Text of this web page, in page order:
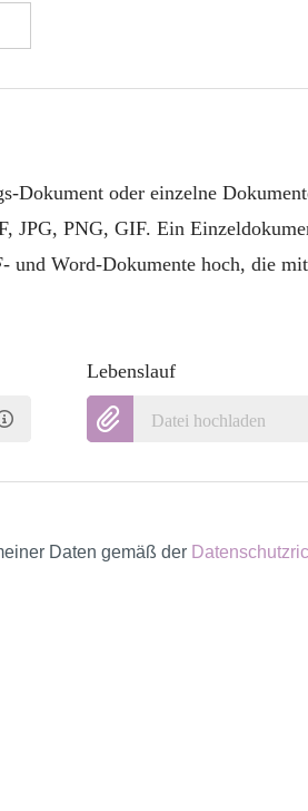
Dokument oder einzelne
JPG, PNG, GIF. Ein
Word-Dokumente hoch, die
Lebenslauf
Datei hochladen
Daten gemäß der